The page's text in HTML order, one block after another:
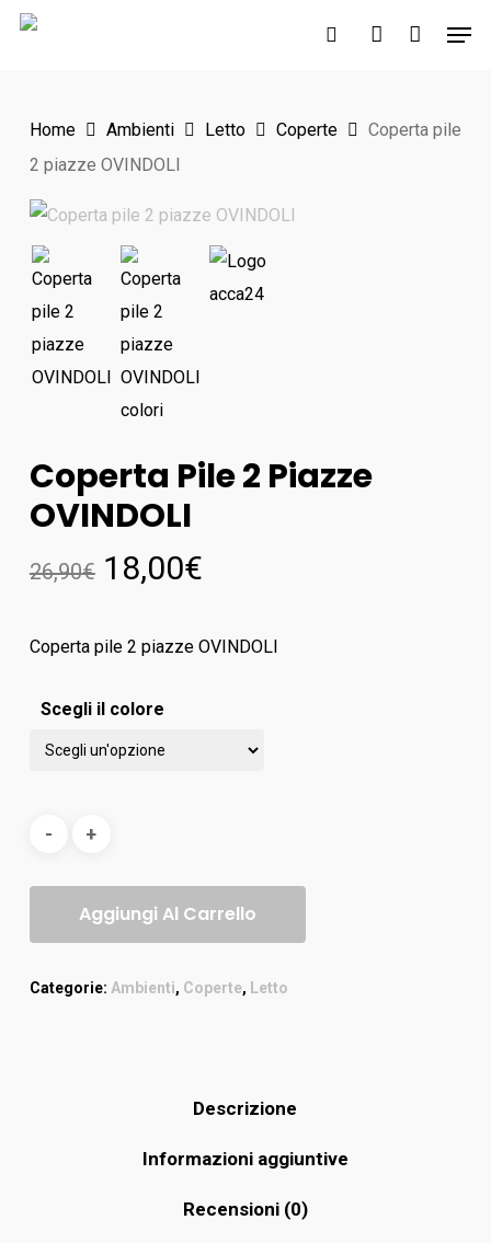
Skip
search account
Home Ambienti Letto Coperte
Coperta pile
2 piazze OVINDOLI
Coperta Pile 2 Piazze
OVINDOLI
26,90€ 18,00€
Coperta pile 2 piazze OVINDOLI
Scegli il colore
Aggiungi Al Carrello
Categorie: Ambienti, Coperte, Letto
Descrizione
Informazioni aggiuntive
Recensioni (0)